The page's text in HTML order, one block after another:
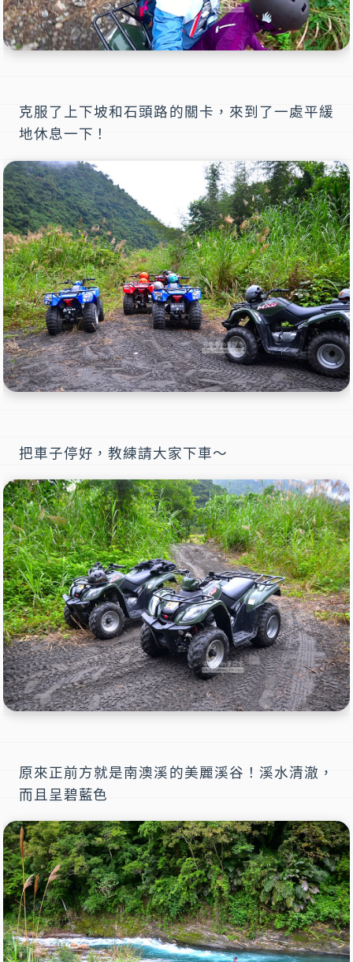
克服了上下坡和石頭路的關卡，來到了一處平緩
地休息一下！
把車子停好，教練請大家下車～
原來正前方就是南澳溪的美麗溪谷！溪水清澈，
而且呈碧藍色